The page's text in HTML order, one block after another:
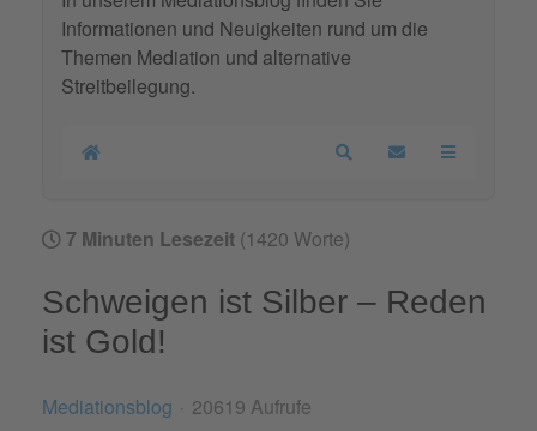
Informationen und Neuigkeiten rund um die
Themen Mediation und alternative
Streitbeilegung.
Home SearchUpdates
7 Minuten Lesezeit (1420 Worte)
Schweigen ist Silber – Reden
ist Gold!
Mediationsblog
20619 Aufrufe